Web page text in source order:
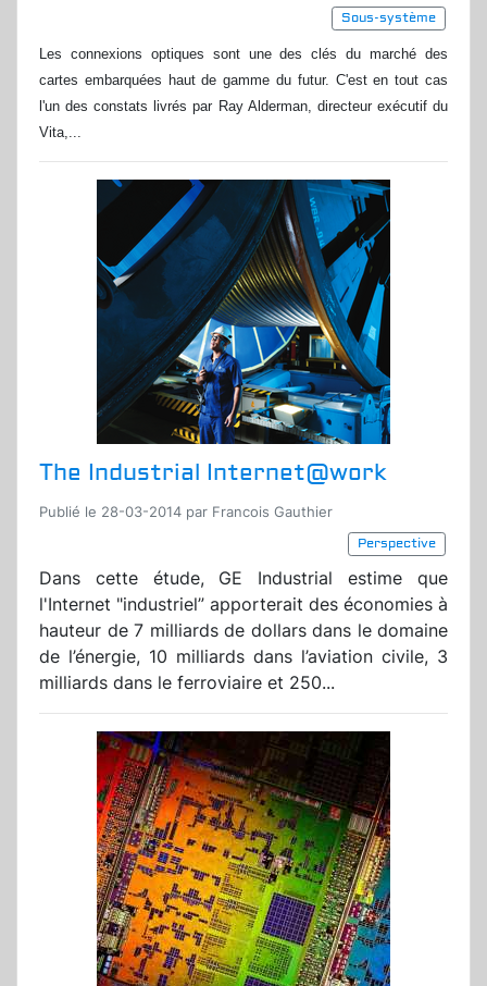
Sous-système
Les connexions optiques sont une des clés du marché des
cartes embarquées haut de gamme du futur. C'est en tout cas
l'un des constats livrés par Ray Alderman, directeur exécutif du
Vita,...
The Industrial Internet@work
Publié le 28-03-2014 par Francois Gauthier
Perspective
Dans cette étude, GE Industrial estime que
l'Internet "industriel” apporterait des économies à
hauteur de 7 milliards de dollars dans le domaine
de l’énergie, 10 milliards dans l’aviation civile, 3
milliards dans le ferroviaire et 250...